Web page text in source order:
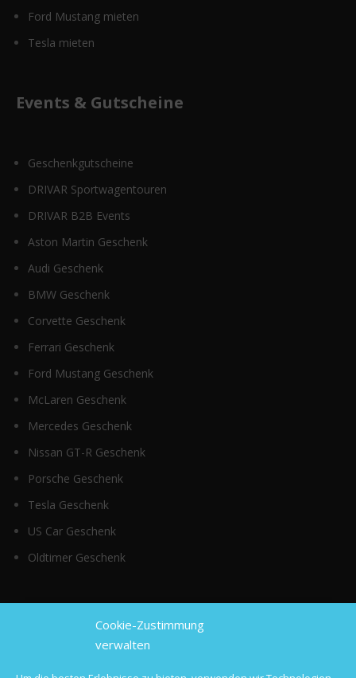
Cookie-Zustimmung
verwalten
Ford Mustang mieten
Tesla mieten
Events & Gutscheine
Geschenkgutscheine
DRIVAR Sportwagentouren
DRIVAR B2B Events
Aston Martin Geschenk
Audi Geschenk
BMW Geschenk
Corvette Geschenk
Ferrari Geschenk
Ford Mustang Geschenk
McLaren Geschenk
Mercedes Geschenk
Nissan GT-R Geschenk
Porsche Geschenk
Tesla Geschenk
US Car Geschenk
Oldtimer Geschenk
Top Kategorien